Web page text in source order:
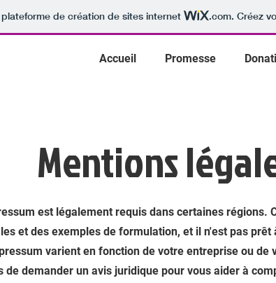
de création de sites internet .com. Créez
Accueil Promesse
Mentions
est légalement requis dans certaines régions.
et des exemples de formulation, et il n'est pas
varient en fonction de votre entreprise ou de
de demander un avis juridique pour vous aider à